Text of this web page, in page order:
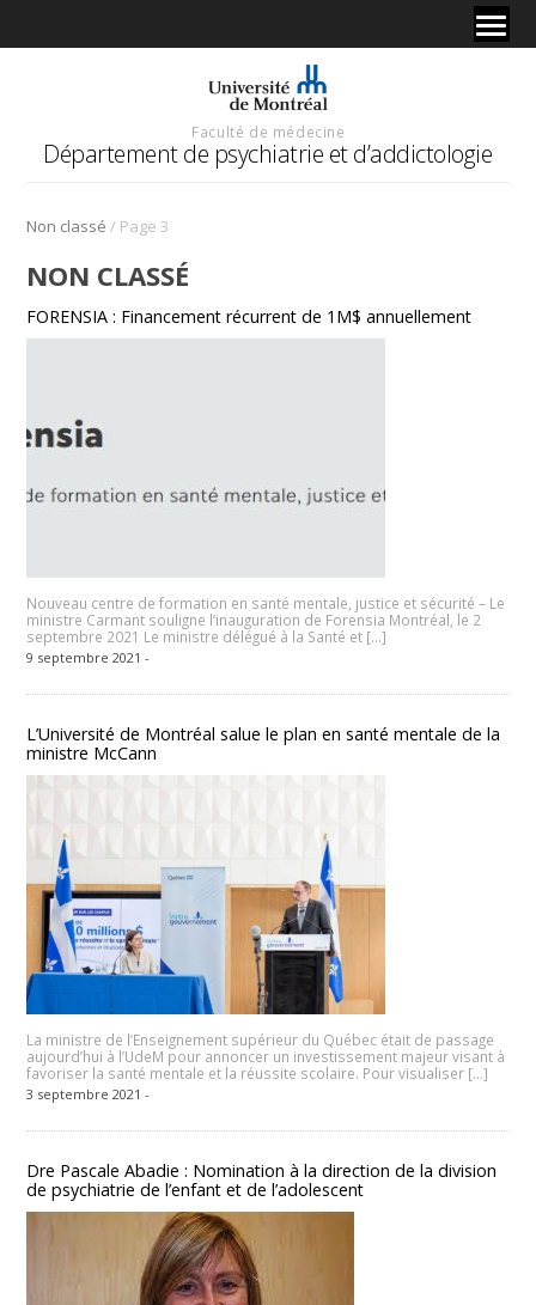
Faculté de médecine
Département de psychiatrie et d’addictologie
Non classé / Page 3
NON CLASSÉ
FORENSIA : Financement récurrent de 1M$ annuellement
Nouveau centre de formation en santé mentale, justice et sécurité – Le
ministre Carmant souligne l’inauguration de Forensia Montréal, le 2
septembre 2021 Le ministre délégué à la Santé et […]
9 septembre 2021 -
L’Université de Montréal salue le plan en santé mentale de la
ministre McCann
La ministre de l’Enseignement supérieur du Québec était de passage
aujourd’hui à l’UdeM pour annoncer un investissement majeur visant à
favoriser la santé mentale et la réussite scolaire. Pour visualiser […]
3 septembre 2021 -
Dre Pascale Abadie : Nomination à la direction de la division
de psychiatrie de l’enfant et de l’adolescent